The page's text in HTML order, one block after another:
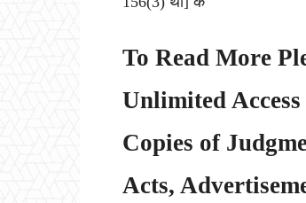
To Read More
Unlimited
Copies of
Acts,